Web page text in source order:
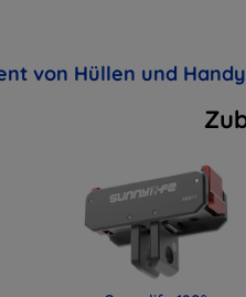
von Hüllen und